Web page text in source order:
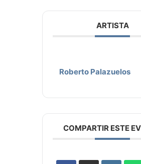
ARTISTA
Roberto Palazuelos
COMPARTIR ESTE